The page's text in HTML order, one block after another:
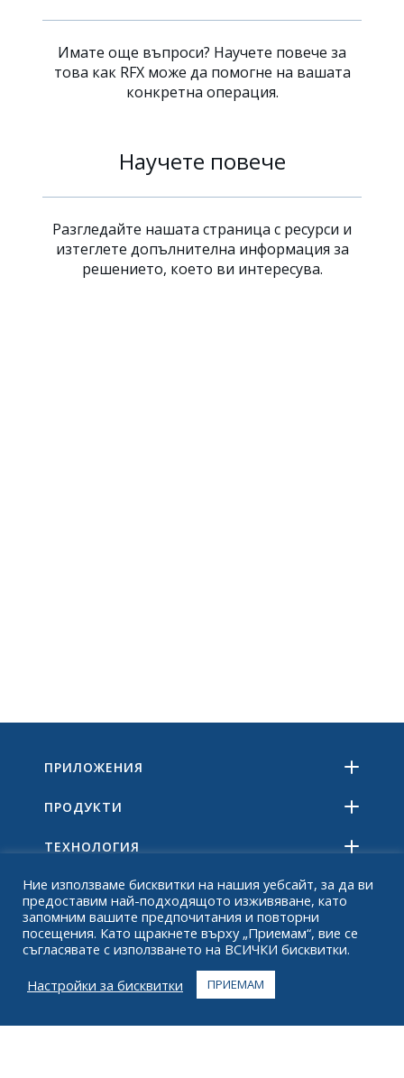
Имате още въпроси? Научете повече за
това как RFX може да помогне на вашата
конкретна операция.
Научете повече
Разгледайте нашата страница с ресурси и
изтеглете допълнителна информация за
решението, което ви интересува.
ПРИЛОЖЕНИЯ
ПРОДУКТИ
ТЕХНОЛОГИЯ
РЕСУРСИ
ОТНОСНО
Ние използваме бисквитки на нашия уебсайт, за да ви
предоставим най-подходящото изживяване, като
запомним вашите предпочитания и повторни
посещения. Като щракнете върху „Приемам“, вие се
съгласявате с използването на ВСИЧКИ бисквитки.
Настройки за бисквитки
ПРИЕМАМ